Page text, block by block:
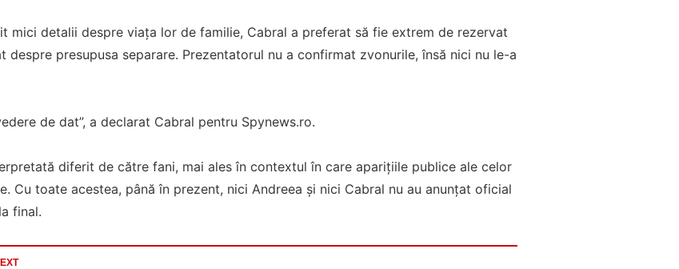
mici detalii despre viața lor de familie, Cabral a preferat să fie extrem de rezervat
despre presupusa separare. Prezentatorul nu a confirmat zvonurile, însă nici nu le-a
de dat”, a declarat Cabral pentru Spynews.ro.
diferit de către fani, mai ales în contextul în care aparițiile publice ale celor
Cu toate acestea, până în prezent, nici Andreea și nici Cabral nu au anunțat oficial
final.